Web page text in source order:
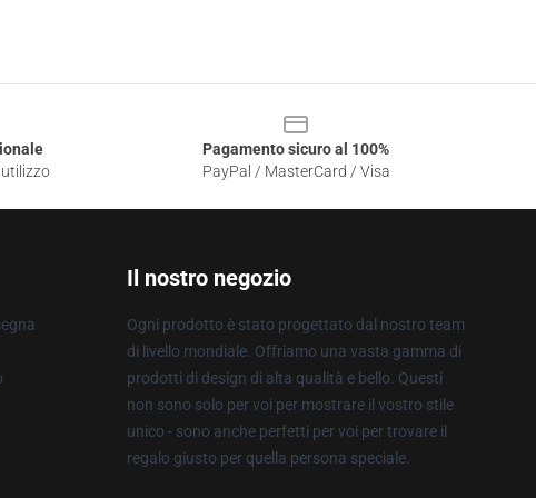
Pagamento sicuro al 100%
PayPal / MasterCard / Visa
Il nostro negozio
Ogni prodotto è stato progettato dal nostro team
di livello mondiale. Offriamo una vasta gamma di
prodotti di design di alta qualità e bello. Questi
non sono solo per voi per mostrare il vostro stile
unico - sono anche perfetti per voi per trovare il
regalo giusto per quella persona speciale.